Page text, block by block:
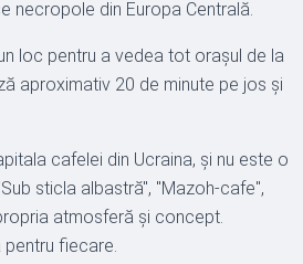
necropole din Europa Centrală.
loc pentru a vedea tot orașul de la
aproximativ 20 de minute pe jos și
cafelei din Ucraina, și nu este o
sticla albastră", "Mazoh-cafe",
atmosferă și concept.
fiecare.